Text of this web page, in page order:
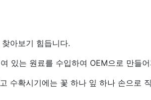
아보기 힘듭니다.
있는 원료를 수입하여 OEM으로 만들
수확시기에는 꽃 하나 잎 하나 손으로